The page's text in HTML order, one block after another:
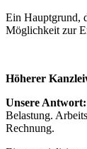
Ein Hauptgrund,
Möglichkeit zur
Höherer
Unsere Antwort:
Belastung.
Rechnung.